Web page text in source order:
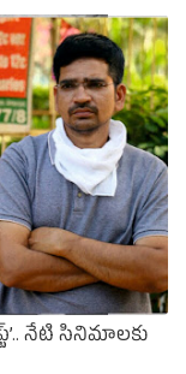
నేటి సినిమాలకు